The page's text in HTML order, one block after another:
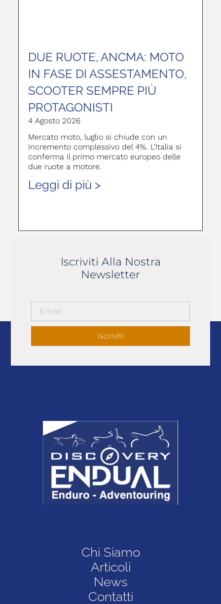
DUE RUOTE, ANCMA: MOTO
IN FASE DI ASSESTAMENTO,
SCOOTER SEMPRE PIÙ
PROTAGONISTI
4 Agosto 2026
Mercato moto, luglio si chiude con un
incremento complessivo del 4%. L’Italia si
conferma il primo mercato europeo delle
due ruote a motore.
Leggi di più >
Iscriviti Alla Nostra
Newsletter
Iscriviti
Chi Siamo
Articoli
News
Contatti